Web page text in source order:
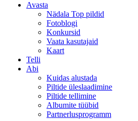
Avasta
Nädala Top pildid
Fotoblogi
Konkursid
Vaata kasutajaid
Kaart
Telli
Abi
Kuidas alustada
Piltide üleslaadimine
Piltide tellimine
Albumite tüübid
Partnerlusprogramm